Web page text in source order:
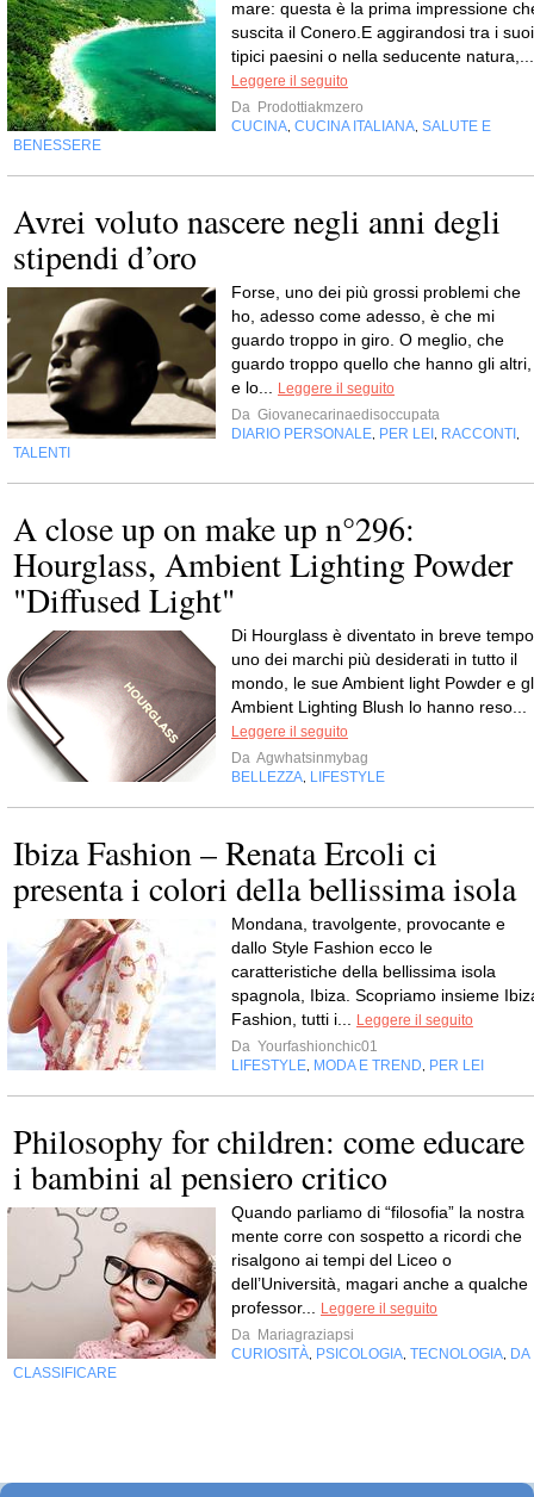
mare: questa è la prima impressione
suscita il Conero.E aggirandosi tra i suoi
tipici paesini o nella seducente natura,...
Leggere il seguito
Da Prodottiakmzero
CUCINA CUCINA ITALIANA SALUTE E
BENESSERE
Avrei voluto nascere negli anni degli
stipendi d’oro
Forse, uno dei più grossi problemi che
ho, adesso come adesso, è che mi
guardo troppo in giro. O meglio, che
guardo troppo quello che hanno gli altri,
e lo...
Leggere il seguito
Da Giovanecarinaedisoccupata
DIARIO PERSONALE PER LEI RACCONTI
TALENTI
A close up on make up n°296:
Hourglass, Ambient Lighting Powder
"Diffused Light"
Di Hourglass è diventato in breve tempo
uno dei marchi più desiderati in tutto il
mondo, le sue Ambient light Powder e
Ambient Lighting Blush lo hanno reso...
Leggere il seguito
Da Agwhatsinmybag
BELLEZZA LIFESTYLE
Ibiza Fashion – Renata Ercoli ci
presenta i colori della bellissima isola
Mondana, travolgente, provocante e
dallo Style Fashion ecco le
caratteristiche della bellissima isola
spagnola, Ibiza. Scopriamo insieme
Fashion, tutti i...
Leggere il seguito
Da Yourfashionchic01
LIFESTYLE MODA E TREND PER LEI
Philosophy for children: come educare
i bambini al pensiero critico
Quando parliamo di “filosofia” la nostra
mente corre con sospetto a ricordi che
risalgono ai tempi del Liceo o
dell’Università, magari anche a qualche
professor...
Leggere il seguito
Da Mariagraziapsi
CURIOSITÀ PSICOLOGIA TECNOLOGIA DA
CLASSIFICARE